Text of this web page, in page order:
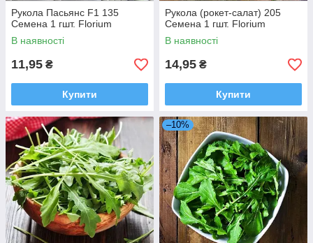
Рукола Пасьянс F1 135
Семена 1 гшт. Florium
В наявності
11,95 ₴
Купити
Рукола (рокет-салат) 205
Семена 1 гшт. Florium
В наявності
14,95 ₴
Купити
–10%